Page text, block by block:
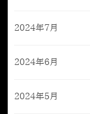
2024年7月
2024年6月
2024年5月